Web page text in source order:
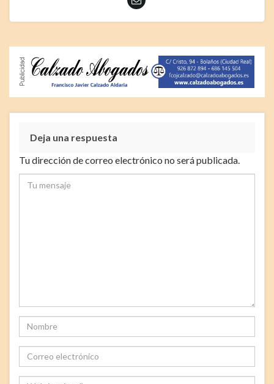
Deja una respuesta
Tu dirección de correo electrónico no será publicada.